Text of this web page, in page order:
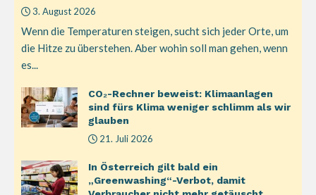
3. August 2026
Wenn die Temperaturen steigen, sucht sich jeder Orte, um
die Hitze zu überstehen. Aber wohin soll man gehen, wenn
es...
CO₂-Rechner beweist: Klimaanlagen
sind fürs Klima weniger schlimm als wir
glauben
21. Juli 2026
In Österreich gilt bald ein
„Greenwashing“-Verbot, damit